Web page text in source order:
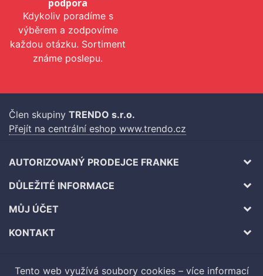
podpora
Kdykoliv poradíme s
výběrem a zodpovíme
každou otázku. Sortiment
známe poslepu.
Člen skupiny TRENDO s.r.o.
Přejít na centrální eshop www.trendo.cz
AUTORIZOVANÝ PRODEJCE FRANKE
DŮLEŽITÉ INFORMACE
MŮJ ÚČET
KONTAKT
Tento web využívá soubory cookies – více informací